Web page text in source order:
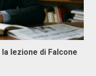
lezione di Falcone